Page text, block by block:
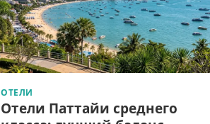
ОТЕЛИ
Отели Паттайи среднего